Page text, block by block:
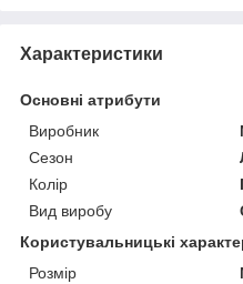
Характеристики
Основні атрибути
Виробник
Сезон
Колір
Вид виробу
Користувальницькі
Розмір